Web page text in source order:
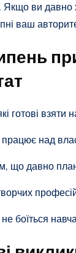
Якщо ви давно
ваш
готові взяти
над
що давно
боїться